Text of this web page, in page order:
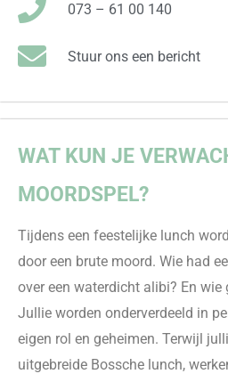
073 – 61 00 140
Stuur ons een bericht
WAT KUN JE
MOORDSPEL?
Tijdens een feestelijke lunch
door een brute moord. Wie had
over een waterdicht alibi? En
Jullie worden onderverdeeld in
eigen rol en geheimen. Terwijl
uitgebreide Bossche lunch,